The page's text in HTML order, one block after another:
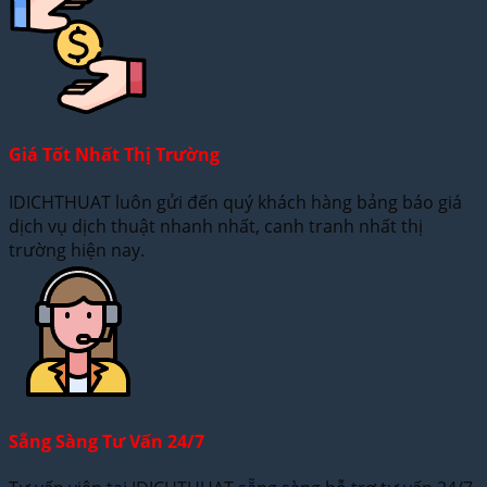
Giá Tốt Nhất Thị Trường
IDICHTHUAT luôn gửi đến quý khách hàng bảng báo giá
dịch vụ dịch thuật nhanh nhất, canh tranh nhất thị
trường hiện nay.
Sẵng Sàng Tư Vấn 24/7